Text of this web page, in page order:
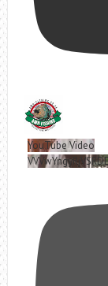
YouTube Video